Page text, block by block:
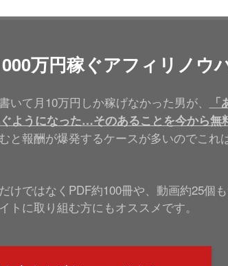
万円稼ぐアフィリノウ
て月10万円しか稼げなかった男が、
ようになった…そのあることを今から無
と報酬が爆発するケースが多いのでこれ
けではなくPDF約100冊や、動画約25個
に取り組む方にもオススメです。